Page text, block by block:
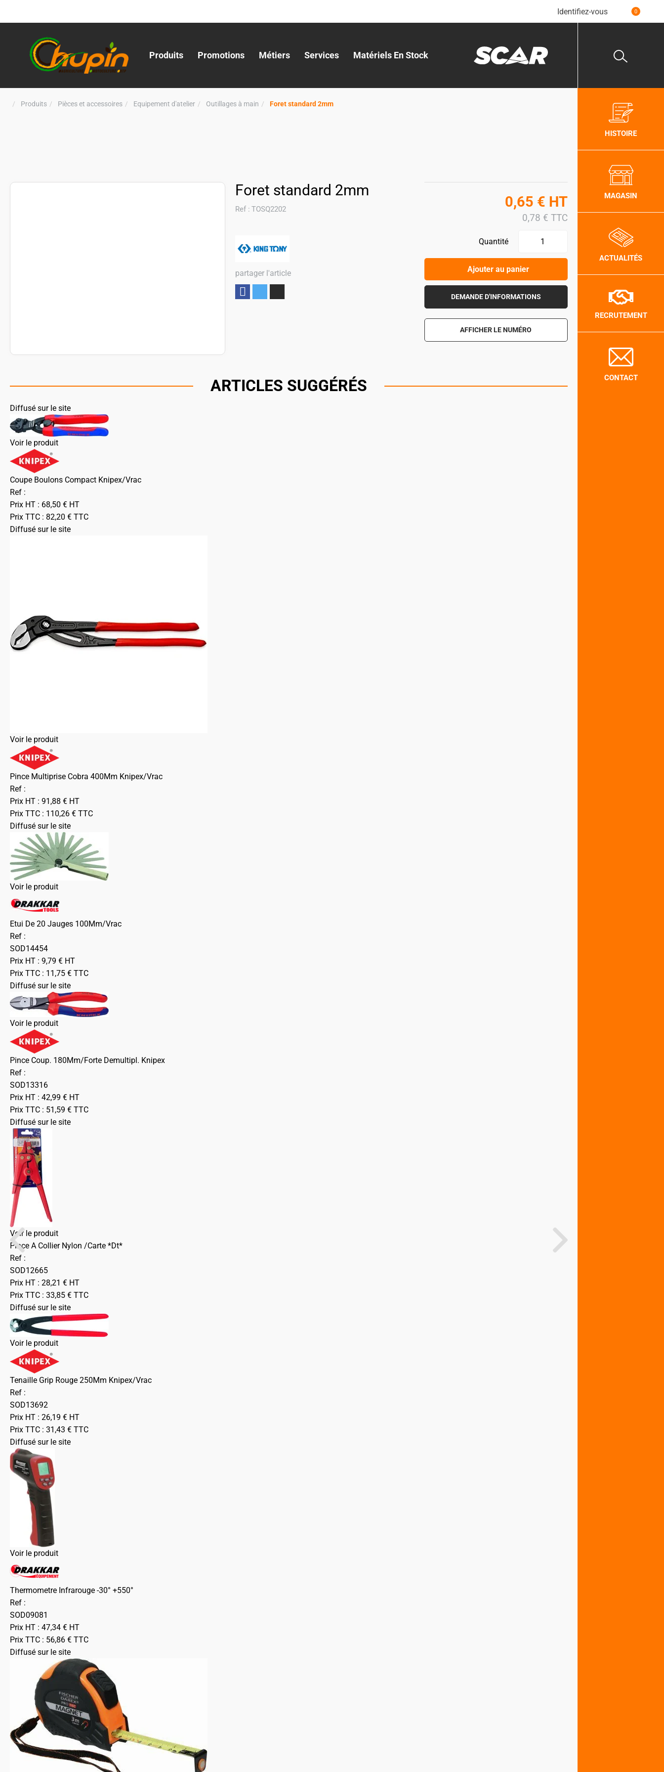
Identifiez-vous 0
Produits Promotions Métiers Services Matériels En Stock
Produits Pièces et accessoires Equipement d'atelier Outillages à main Foret standard 2mm
Foret standard 2mm
Ref : TOSQ2202
partager l'article
0,65 € HT
0,78 € TTC
Quantité
Ajouter au panier
DEMANDE D'INFORMATIONS
AFFICHER LE NUMÉRO
ARTICLES SUGGÉRÉS
Diffusé sur le site
Voir le produit
Coupe Boulons Compact Knipex/Vrac
Ref :
Prix HT : 68,50 € HT
Prix TTC : 82,20 € TTC
Diffusé sur le site
Voir le produit
Pince Multiprise Cobra 400Mm Knipex/Vrac
Ref :
Prix HT : 91,88 € HT
Prix TTC : 110,26 € TTC
Diffusé sur le site
Voir le produit
Etui De 20 Jauges 100Mm/Vrac
Ref :
SOD14454
Prix HT : 9,79 € HT
Prix TTC : 11,75 € TTC
Diffusé sur le site
Voir le produit
Pince Coup. 180Mm/Forte Demultipl. Knipex
Ref :
SOD13316
Prix HT : 42,99 € HT
Prix TTC : 51,59 € TTC
Diffusé sur le site
Voir le produit
Pince A Collier Nylon /Carte *Dt*
Ref :
SOD12665
Prix HT : 28,21 € HT
Prix TTC : 33,85 € TTC
Diffusé sur le site
Voir le produit
Tenaille Grip Rouge 250Mm Knipex/Vrac
Ref :
SOD13692
Prix HT : 26,19 € HT
Prix TTC : 31,43 € TTC
Diffusé sur le site
Voir le produit
Thermometre Infrarouge -30° +550°
Ref :
SOD09081
Prix HT : 47,34 € HT
Prix TTC : 56,86 € TTC
Diffusé sur le site
HISTOIRE
MAGASIN
ACTUALITÉS
RECRUTEMENT
CONTACT